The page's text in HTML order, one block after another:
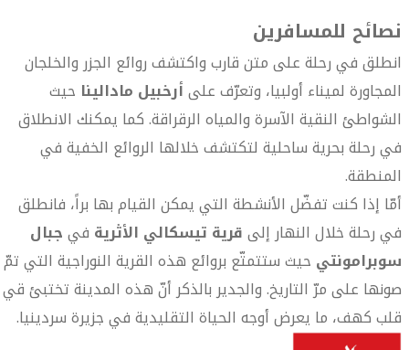
نصائح للمسافرين
انطلق في رحلة على متن قارب واكتشف روائع الجزر والخلجان
المجاورة لميناء أولبيا، وتعرّف علىأرخبيل مادالينا حيث
الشواطئ النقية الآسرة والمياه الرقراقة. كما يمكنك الانطلاق
في رحلة بحرية ساحلية لتكتشف خلالها الروائع الخفية في
المنطقة.
أمّا إذا كنت تفضّل الأنشطة التي يمكن القيام بها براً، فانطلق
في رحلة خلال النهار إلىقرية تيسكالي الأثرية فيجبال
سوبرامونتي حيث ستتمتّع بروائع هذه القرية النوراجية التي تمّ
صونها على مرّ التاريخ. والجدير بالذكر أنّ هذه المدينة تختبئ قي
قلب كهف، ما يعرض أوجه الحياة التقليدية في جزيرة سردينيا.